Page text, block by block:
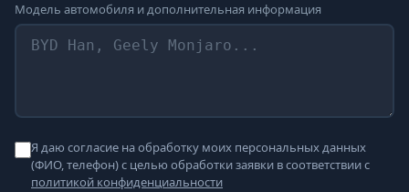
Модель автомобиля и дополнительная информация
Я даю согласие на обработку моих персональных данных
(ФИО, телефон) с целью обработки заявки в соответствии с
политикой конфиденциальности